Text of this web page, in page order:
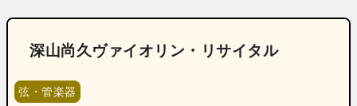
深山尚久ヴァイオリン・リサイタル
弦・管楽器